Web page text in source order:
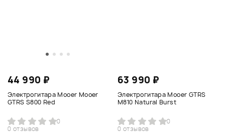
44 990 ₽
Электрогитара Mooer Mooer
GTRS S800 Red
0
0 отзывов
63 990 ₽
Электрогитара Mooer GTRS
M810 Natural Burst
0
0 отзывов